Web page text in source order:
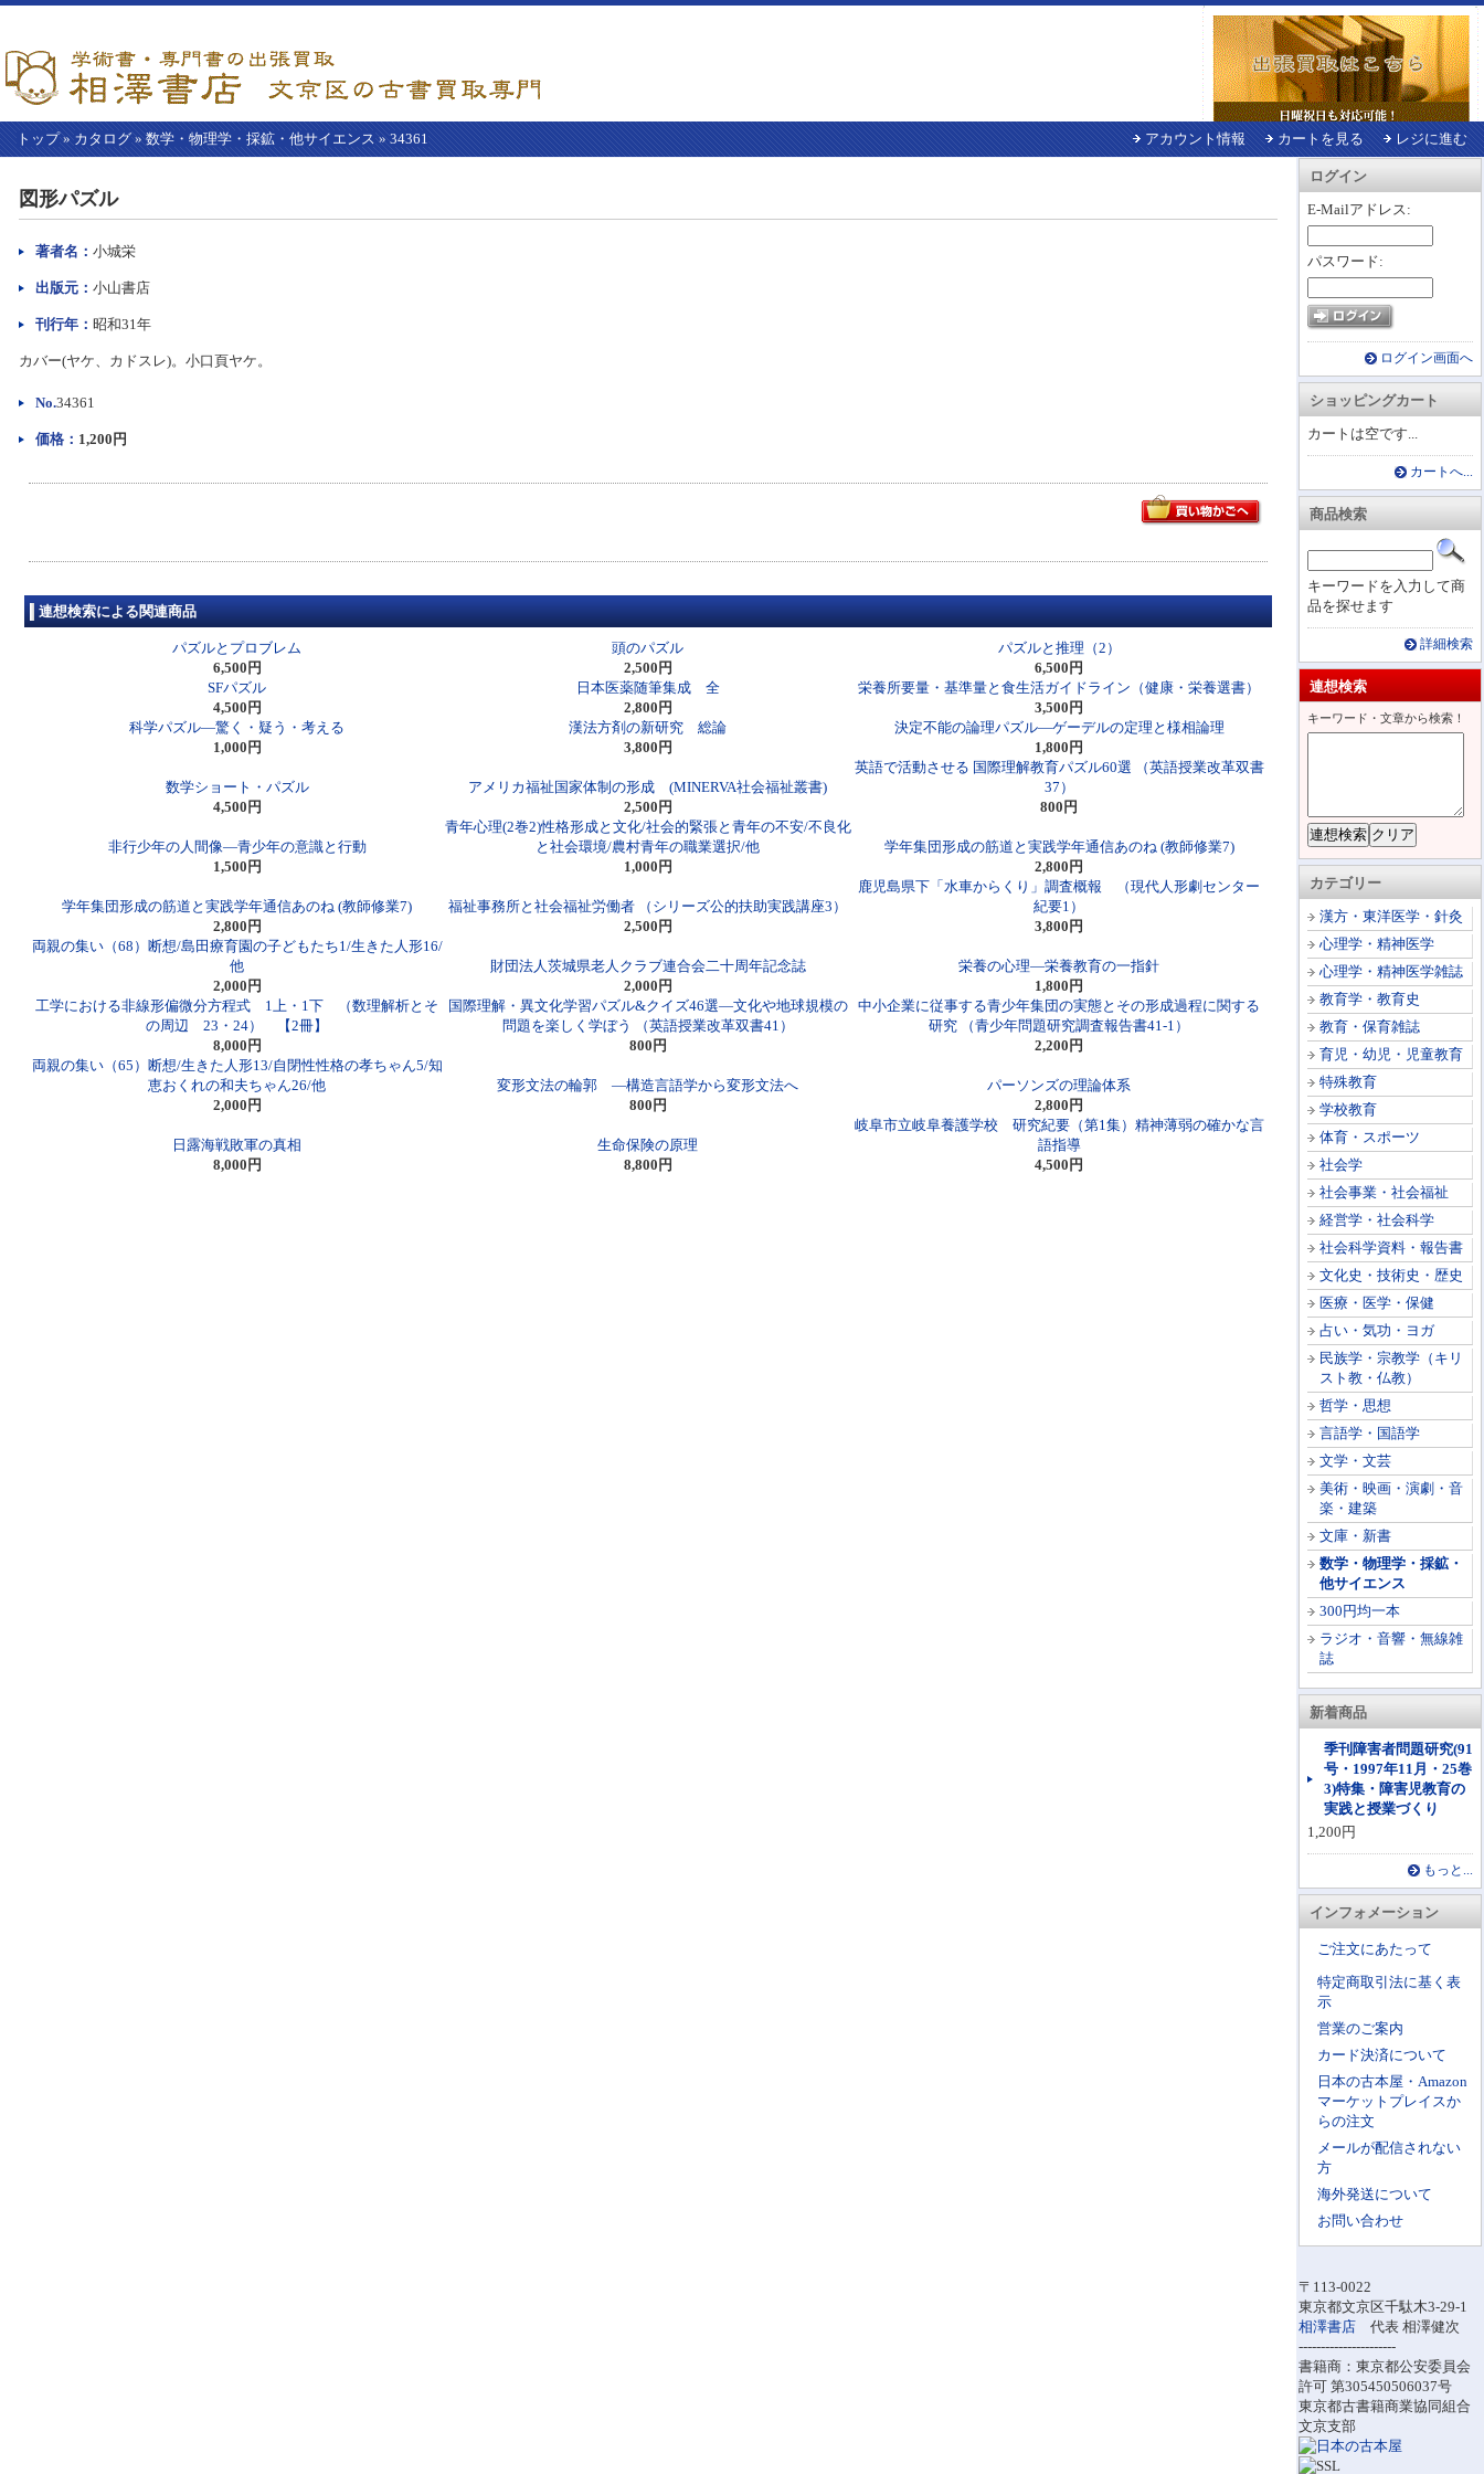
トップ» カタログ » 数学・物理学・採鉱・他サイエンス » 34361 アカウント情報 カートを見る レジに進む
ログイン
E-Mailアドレス:
パスワード:
ログイン画面へ
ショッピングカート
カートは空です...
カートへ...
商品検索
キーワードを入力して商
品を探せます
詳細検索
連想検索
キーワード・文章から検索！
カテゴリー
漢方・東洋医学・針灸
心理学・精神医学
心理学・精神医学雑誌
教育学・教育史
教育・保育雑誌
育児・幼児・児童教育
特殊教育
学校教育
体育・スポーツ
社会学
社会事業・社会福祉
経営学・社会科学
社会科学資料・報告書
文化史・技術史・歴史
医療・医学・保健
占い・気功・ヨガ
民族学・宗教学（キリ
スト教・仏教）
哲学・思想
言語学・国語学
文学・文芸
美術・映画・演劇・音
楽・建築
文庫・新書
数学・物理学・採鉱・
他サイエンス
300円均一本
ラジオ・音響・無線雑
誌
新着商品
季刊障害者問題研究(91
号・1997年11月・25巻
3)特集・障害児教育の
実践と授業づくり
1,200円
もっと...
インフォメーション
ご注文にあたって
特定商取引法に基く表
示
営業のご案内
カード決済について
日本の古本屋・Amazon
マーケットプレイスか
らの注文
メールが配信されない
方
海外発送について
お問い合わせ
〒113-0022
東京都文京区千駄木3-29-1
相澤書店 代表 相澤健次
----------------------
書籍商：東京都公安委員会
許可 第305450506037号
東京都古書籍商業協同組合
文京支部
本
図形パズル
著者名： 小城栄
出版元： 小山書店
刊行年： 昭和31年
カバー(ヤケ、カドスレ)。小口頁ヤケ。
No.34361
価格： 1,200円
連想検索による関連商品
パズルとプロブレム
6,500円
頭のパズル
2,500円
パズルと推理（2）
6,500円
SFパズル
4,500円
日本医薬随筆集成 全
2,800円
栄養所要量・基準量と食生活ガイドライン（健康・栄養選書）
3,500円
科学パズル―驚く・疑う・考える
1,000円
漢法方剤の新研究 総論
3,800円
決定不能の論理パズル―ゲーデルの定理と様相論理
1,800円
数学ショート・パズル
4,500円
アメリカ福祉国家体制の形成 (MINERVA社会福祉叢書)
2,500円
英語で活動させる 国際理解教育パズル60選 （英語授業改革双書
37）
800円
非行少年の人間像―青少年の意識と行動
1,500円
青年心理(2巻2)性格形成と文化/社会的緊張と青年の不安/不良化
と社会環境/農村青年の職業選択/他
1,000円
学年集団形成の筋道と実践学年通信あのね (教師修業7)
2,800円
学年集団形成の筋道と実践学年通信あのね (教師修業7)
2,800円
福祉事務所と社会福祉労働者 （シリーズ公的扶助実践講座3）
2,500円
鹿児島県下「水車からくり」調査概報 （現代人形劇センター
紀要1）
3,800円
両親の集い（68）断想/島田療育園の子どもたち1/生きた人形16/
他
2,000円
財団法人茨城県老人クラブ連合会二十周年記念誌
2,000円
栄養の心理―栄養教育の一指針
1,800円
工学における非線形偏微分方程式 1上・1下 （数理解析とそ
の周辺 23・24） 【2冊】
8,000円
国際理解・異文化学習パズル&クイズ46選―文化や地球規模の
問題を楽しく学ぼう （英語授業改革双書41）
800円
中小企業に従事する青少年集団の実態とその形成過程に関する
研究 （青少年問題研究調査報告書41-1）
2,200円
両親の集い（65）断想/生きた人形13/自閉性性格の孝ちゃん5/知
恵おくれの和夫ちゃん26/他
2,000円
変形文法の輪郭 ―構造言語学から変形文法へ
800円
パーソンズの理論体系
2,800円
日露海戦敗軍の真相
8,000円
生命保険の原理
8,800円
岐阜市立岐阜養護学校 研究紀要（第1集）精神薄弱の確かな言
語指導
4,500円